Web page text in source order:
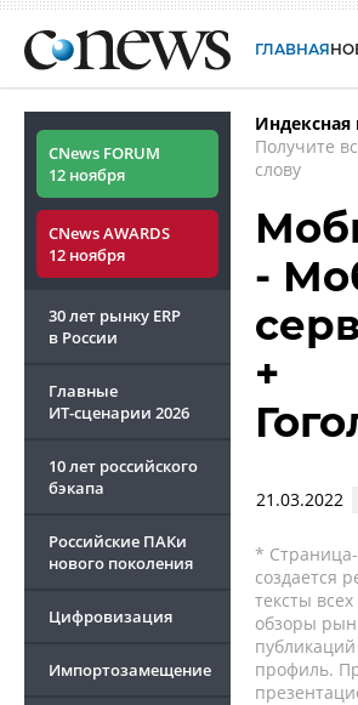
ГЛАВНАЯ
CNews FORUM
12 ноября
CNews AWARDS
12 ноября
30 лет рынку ERP
в России
Главные
ИТ-сценарии 2026
10 лет российского
бэкапа
Российские ПАКи
нового поколения
Цифровизация
Импортозамещение
Индексная
Получите
слову
-
+
21.03.2022
*
создается
тексты
обзоры
профиль.